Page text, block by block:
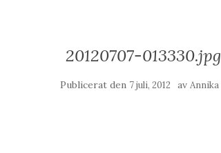
20120707-013330.jpg
Publicerat den 7 juli, 2012 av Annika